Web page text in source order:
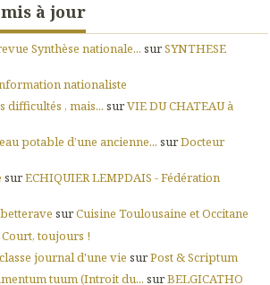
à jour
Synthèse nationale... surSYNTHESE
nationaliste
difficultés , mais... surVIE DU CHATEAU à
potable d’une ancienne... surDocteur
surECHIQUIER LEMPDAIS - Fédération
surCuisine Toulousaine et Occitane
Court, toujours !
journal d'une vie surPost & Scriptum
tuum (Introit du... surBELGICATHO